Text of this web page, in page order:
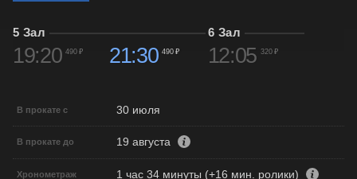
5 Зал
19:20 490 ₽ 21:30 490 ₽
6 Зал
12:05 320 ₽
В прокате с 30 июля
В прокате до 19 августа
Хронометраж 1 час 34 минуты (+16 мин. ролики)